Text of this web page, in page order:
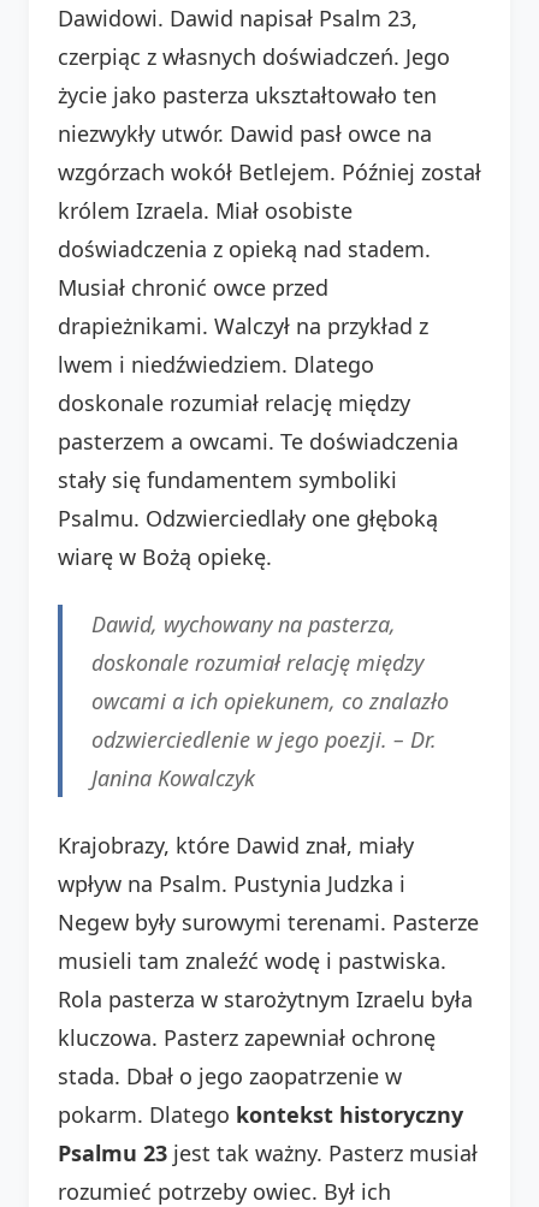
Dawidowi. Dawid napisał Psalm 23,
czerpiąc z własnych doświadczeń. Jego
życie jako pasterza ukształtowało ten
niezwykły utwór. Dawid pasł owce na
wzgórzach wokół Betlejem. Później został
królem Izraela. Miał osobiste
doświadczenia z opieką nad stadem.
Musiał chronić owce przed
drapieżnikami. Walczył na przykład z
lwem i niedźwiedziem. Dlatego
doskonale rozumiał relację między
pasterzem a owcami. Te doświadczenia
stały się fundamentem symboliki
Psalmu. Odzwierciedlały one głęboką
wiarę w Bożą opiekę.
Dawid, wychowany na pasterza,
doskonale rozumiał relację między
owcami a ich opiekunem, co znalazło
odzwierciedlenie w jego poezji. – Dr.
Janina Kowalczyk
Krajobrazy, które Dawid znał, miały
wpływ na Psalm. Pustynia Judzka i
Negew były surowymi terenami. Pasterze
musieli tam znaleźć wodę i pastwiska.
Rola pasterza w starożytnym Izraelu była
kluczowa. Pasterz zapewniał ochronę
stada. Dbał o jego zaopatrzenie w
pokarm. Dlatego kontekst historyczny
Psalmu 23 jest tak ważny. Pasterz musiał
rozumieć potrzeby owiec. Był ich